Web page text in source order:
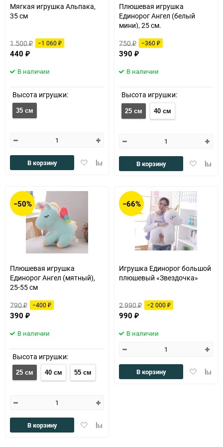
Мягкая игрушка Альпака,
35 см
1 500₽ −1 060 ₽
440 ₽
В наличии
Высота игрушки:
35 см
ДобавитьДобавить
В корзину
Плюшевая игрушка
Единорог Ангел (белый
мини), 25 см.
750₽ −360 ₽
390 ₽
В наличии
Высота игрушки:
25 см 40 см
Добавить
В корзину
−50%
Плюшевая игрушка
Единорог Ангел (мятный),
25-55 см
790₽ −400 ₽
390 ₽
В наличии
Высота игрушки:
25 см 40 см 55 см
ДобавитьДобавить
В корзину
−66%
Игрушка Единорог большой
плюшевый «Звездочка»
2 990₽ −2 000 ₽
990 ₽
В наличии
Добавить
В корзину